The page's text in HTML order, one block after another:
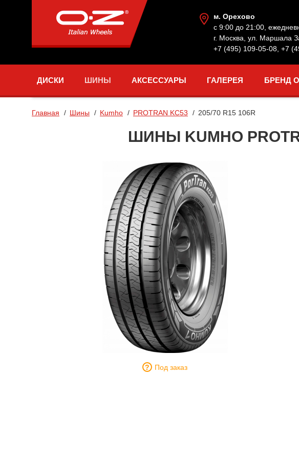
м. Орехово
с 9:00 до 21:00,
г. Москва, ул. Маршала
+7 (495) 109-05-08 +7
ДИСКИ ШИНЫ АКСЕССУАРЫ ГАЛЕРЕЯ БРЕНД
Главная Шины Kumho PROTRAN KC53 205/70 R15 106R
ШИНЫ KUMHO
Под заказ